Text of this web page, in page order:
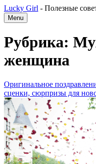
Lucky Girl - Полезные
Menu
Рубрика:
женщина
Оригинальное
сценки, сюрпризы для